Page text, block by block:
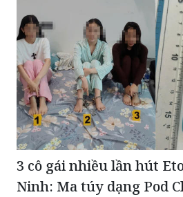
3 cô gái nhiều lần hút
Ninh: Ma túy dạng Pod